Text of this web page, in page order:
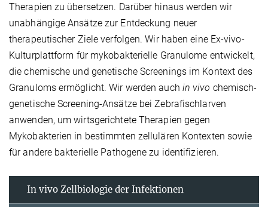
Therapien zu übersetzen. Darüber hinaus werden wir
unabhängige Ansätze zur Entdeckung neuer
therapeutischer Ziele verfolgen. Wir haben eine Ex-vivo-
Kulturplattform für mykobakterielle Granulome entwickelt,
die chemische und genetische Screenings im Kontext des
Granuloms ermöglicht. Wir werden auch in vivo chemisch-
genetische Screening-Ansätze bei Zebrafischlarven
anwenden, um wirtsgerichtete Therapien gegen
Mykobakterien in bestimmten zellulären Kontexten sowie
für andere bakterielle Pathogene zu identifizieren.
In vivo Zellbiologie der Infektionen